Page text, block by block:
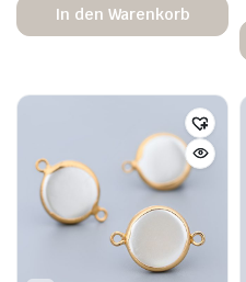
In den Warenkorb